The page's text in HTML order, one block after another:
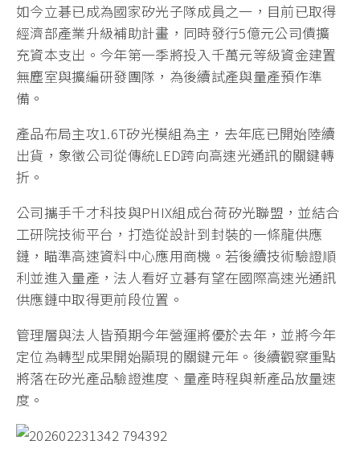
如今立碁已成為國家矽光子隊成員之一，目前已取得
經濟部產業升級補助計畫，同時發行5億元公司債擴
充資本支出。今年第一季將投入千萬元等級資金建置
無塵室與擴編研發團隊，為後續試產與量產預作準
備。
產品布局主攻1.6T矽光模組為主，去年底已開始陸續
出貨，象徵公司從傳統LED跨向高速光通訊的關鍵轉
折。
公司攜手千才科技與PHIX組成台荷矽光聯盟，並結合
工研院技術平台，打造從設計到封裝的一條龍供應
鏈，瞄準高速資料中心應用商機。若後續技術驗證順
利並進入量產，法人看好立碁有望在國際高速光通訊
供應鏈中取得更前段位置。
管理層與法人皆預期今年營運將優於去年，並將今年
定位為轉型成果開始顯現的關鍵元年。後續觀察重點
將落在矽光產品驗證進度、量產時程與新產品放量速
度。